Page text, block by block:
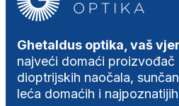
Ghetaldus optika, vaš
najveći domaći
dioptrijskih naočala,
leća domaćih i